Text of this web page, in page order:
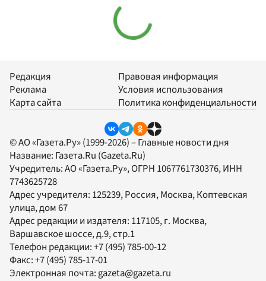
Редакция
Реклама
Карта сайта
Правовая информация
Условия использования
Политика конфиденциальности
© АО «Газета.Ру» (1999-2026) – Главные новости дня
Название: Газета.Ru (Gazeta.Ru)
Учредитель:АО «Газета.Ру», ОГРН 1067761730376, ИНН
7743625728
Адрес учредителя: 125239, Россия, Москва, Коптевская
улица, дом 67
Адрес редакции и издателя: 117105, г. Москва,
Варшавское шоссе, д.9, стр.1
Телефон редакции:+7 (495) 785-00-12
Факс:+7 (495) 785-17-01
Электронная почта: gazeta@gazeta.ru